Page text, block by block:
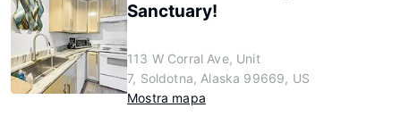
Sanctuary!
113 W Corral Ave, Unit
7, Soldotna, Alaska 99669, US
Mostra mapa